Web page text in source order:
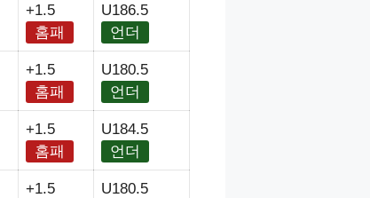
+1.5
홈패
U186.5
언더
+1.5
홈패
U180.5
언더
+1.5
홈패
U184.5
언더
+1.5
U180.5